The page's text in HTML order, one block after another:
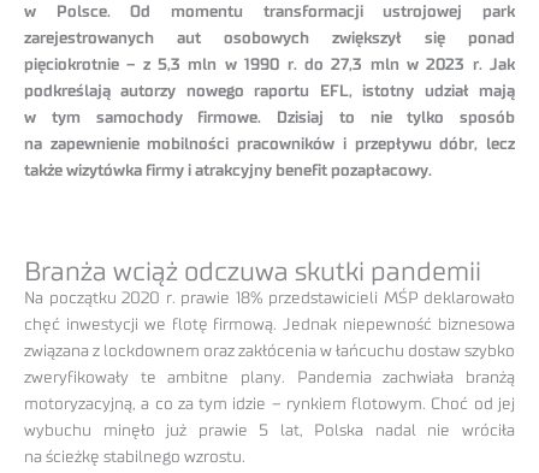
w Polsce. Od momentu transformacji ustrojowej park
zarejestrowanych aut osobowych zwiększył się ponad
pięciokrotnie – z 5,3 mln w 1990 r. do 27,3 mln w 2023 r. Jak
podkreślają autorzy nowego raportu EFL, istotny udział mają
w tym samochody firmowe. Dzisiaj to nie tylko sposób
na zapewnienie mobilności pracowników i przepływu dóbr, lecz
także wizytówka firmy i atrakcyjny benefit pozapłacowy.
Branża wciąż odczuwa skutki pandemii
Na początku 2020 r. prawie 18% przedstawicieli MŚP deklarowało
chęć inwestycji we flotę firmową. Jednak niepewność biznesowa
związana z lockdownem oraz zakłócenia w łańcuchu dostaw szybko
zweryfikowały te ambitne plany. Pandemia zachwiała branżą
motoryzacyjną, a co za tym idzie – rynkiem flotowym. Choć od jej
wybuchu minęło już prawie 5 lat, Polska nadal nie wróciła
na ścieżkę stabilnego wzrostu.